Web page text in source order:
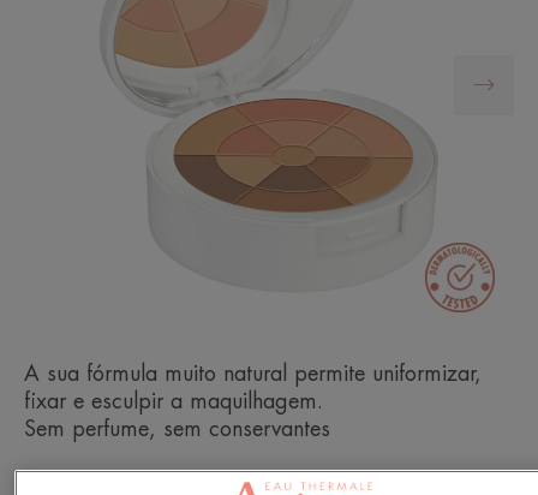
A sua fórmula muito natural permite uniformizar,
fixar e esculpir a maquilhagem.
Sem perfume, sem conservantes